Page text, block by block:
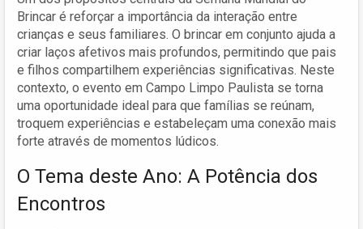
Brincar é reforçar a importância da interação entre
crianças e seus familiares. O brincar em conjunto ajuda a
criar laços afetivos mais profundos, permitindo que pais
e filhos compartilhem experiências significativas. Neste
contexto, o evento em Campo Limpo Paulista se torna
uma oportunidade ideal para que famílias se reúnam,
troquem experiências e estabeleçam uma conexão mais
forte através de momentos lúdicos.
O Tema deste Ano: A Potência dos
Encontros